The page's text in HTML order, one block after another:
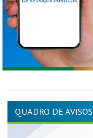
QUADRO DE AVISOS